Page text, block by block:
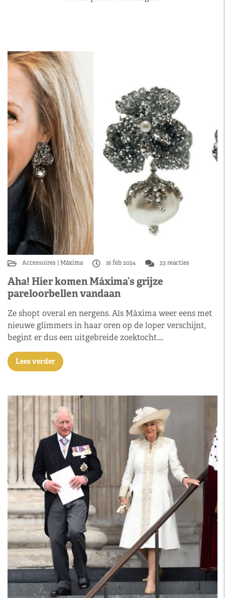
Accessoires Máxima 16 feb 2024 23 reacties
Aha! Hier komen Máxima’s grijze
pareloorbellen vandaan
Ze shopt overal en nergens. Als Máxima weer eens met
nieuwe glimmers in haar oren op de loper verschijnt,
begint er dus een uitgebreide zoektocht.…
Lees verder